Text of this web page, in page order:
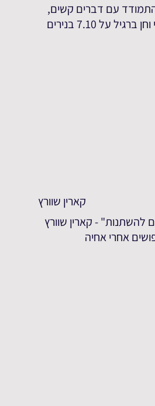
עם דברים קשים,
על 7.10 בנירים
קארין שוורץ
להשתנות" - קארין שוורץ
אחרי אחיה